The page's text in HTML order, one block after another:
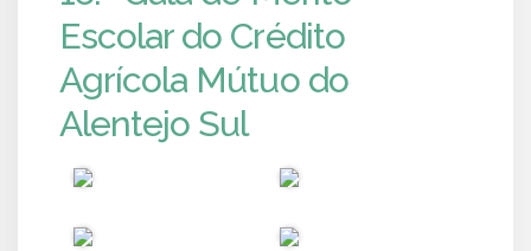
Escolar do Crédito
Agrícola Mútuo do
Alentejo Sul